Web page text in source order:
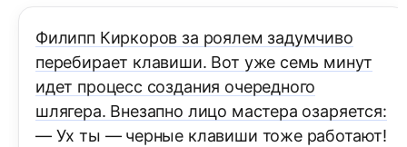
Филипп Киркоров за роялем задумчиво
перебирает клавиши. Вот уже семь минут
идет процесс создания очередного
шлягера. Внезапно лицо мастера озаряется:
— Ух ты — черные клавиши тоже работают!